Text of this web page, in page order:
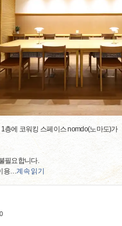
1층에 코워킹 스페이스 nomdo(노마도)가
필요합니다.
용…계속 읽기